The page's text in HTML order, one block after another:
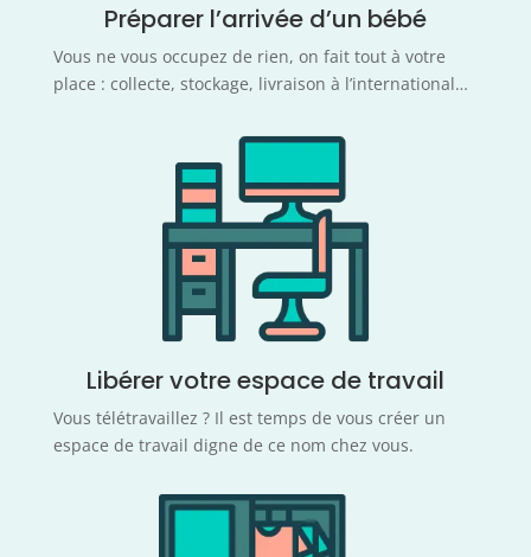
Préparer l’arrivée d’un bébé
Vous ne vous occupez de rien, on fait tout à votre
place : collecte, stockage, livraison à l’international…
Libérer votre espace de travail
Vous télétravaillez ? Il est temps de vous créer un
espace de travail digne de ce nom chez vous.